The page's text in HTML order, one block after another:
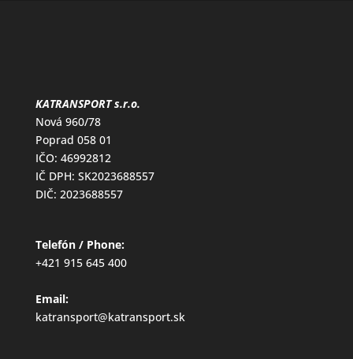
KATRANSPORT s.r.o.
Nová 960/78
Poprad 058 01
IČO: 46992812
IČ DPH: SK2023688557
DIČ: 2023688557
Telefón / Phone:
+421 915 645 400
Email:
katransport@katransport.sk